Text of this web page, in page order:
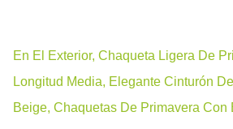
En El Exterior, Chaqueta Ligera De
Longitud Media, Elegante Cinturón
Beige, Chaquetas De Primavera Con